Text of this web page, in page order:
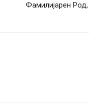
Фамилијарен